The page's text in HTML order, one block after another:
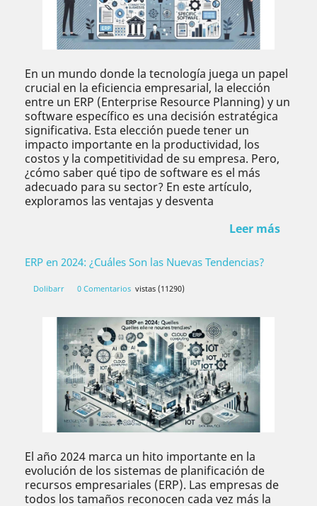
En un mundo donde la tecnología juega un papel
crucial en la eficiencia empresarial, la elección
entre un ERP (Enterprise Resource Planning) y un
software específico es una decisión estratégica
significativa. Esta elección puede tener un
impacto importante en la productividad, los
costos y la competitividad de su empresa. Pero,
¿cómo saber qué tipo de software es el más
adecuado para su sector? En este artículo,
exploramos las ventajas y desventa
Leer más
ERP en 2024: ¿Cuáles Son las Nuevas Tendencias?
Dolibarr 0 Comentarios vistas (11290)
El año 2024 marca un hito importante en la
evolución de los sistemas de planificación de
recursos empresariales (ERP). Las empresas de
todos los tamaños reconocen cada vez más la